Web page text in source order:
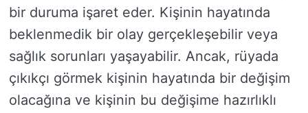
bir duruma işaret eder. Kişinin hayatında
beklenmedik bir olay gerçekleşebilir veya
sağlık sorunları yaşayabilir. Ancak, rüyada
çıkıkçı görmek kişinin hayatında bir değişim
olacağına ve kişinin bu değişime hazırlıklı